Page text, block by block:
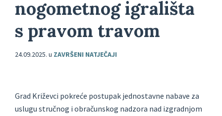
nogometnog igrališta
s pravom travom
24.09.2025. u ZAVRŠENI NATJEČAJI
Grad Križevci pokreće postupak jednostavne nabave za
uslugu stručnog i obračunskog nadzora nad izgradnjom